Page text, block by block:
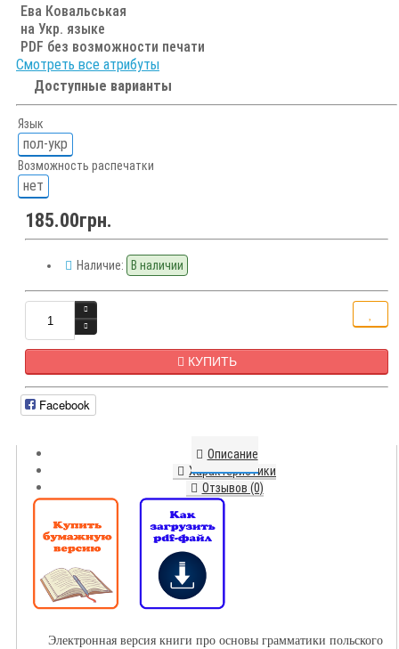
Ева Ковальськая
на Укр. языке
PDF без возможности печати
Смотреть все атрибуты
Доступные варианты
Язык
пол-укр
Возможность распечатки
нет
185.00грн.
Наличие: В наличии
КУПИТЬ
Facebook
Описание
Характеристики
Отзывов (0)
Электронная версия книги про основы грамматики польского